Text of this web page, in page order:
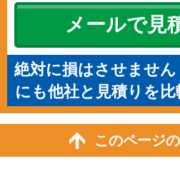
メールで見
絶対に損はさせませ
にも他社と見積りを比
このページ